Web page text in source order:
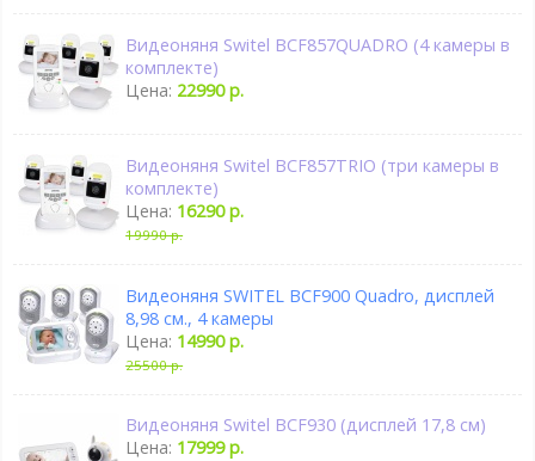
Видеоняня Switel BCF857QUADRO (4 камеры в
комплекте)
Цена: 22990 р.
Видеоняня Switel BCF857TRIO (три камеры в
комплекте)
Цена: 16290 р.
19990 р.
Видеоняня SWITEL BCF900 Quadro, дисплей
8,98 см., 4 камеры
Цена: 14990 р.
25500 р.
Видеоняня Switel BCF930 (дисплей 17,8 см)
Цена: 17999 р.